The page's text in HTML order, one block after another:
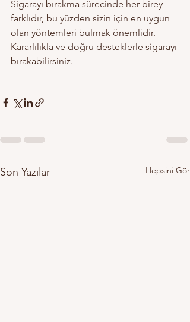
Sigarayı bırakma sürecinde her birey
farklıdır, bu yüzden sizin için en uygun
olan yöntemleri bulmak önemlidir.
Kararlılıkla ve doğru desteklerle sigarayı
bırakabilirsiniz.
Son Yazılar Hepsini Gör